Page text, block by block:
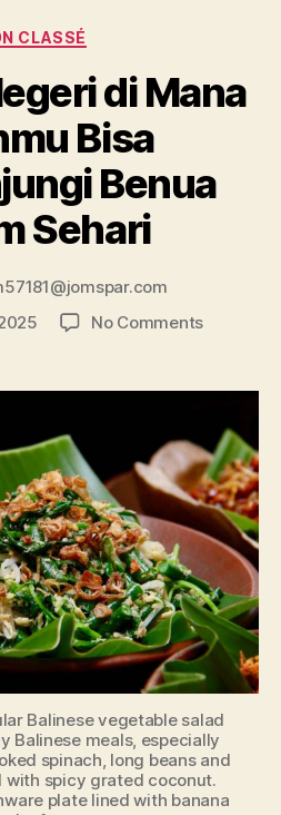
Categories
CLASSÉ
di Mana
Bisa
Benua
Sehari
No Commentson
di
Lidahmu
Bisa
Benua
dalam
Sehari
Balinese vegetable salad
Balinese meals, especially
spinach, long beans and
with spicy grated coconut.
plate lined with banana